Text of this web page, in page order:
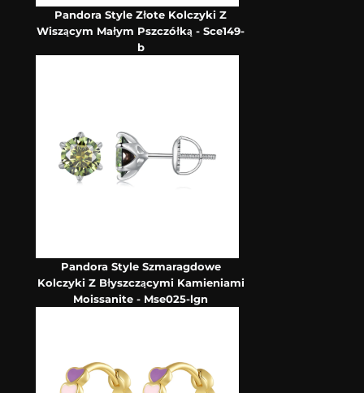
Pandora Style Złote Kolczyki Z
Wiszącym Małym Pszczółką - Sce149-
b
Pandora Style Szmaragdowe
Kolczyki Z Błyszczącymi Kamieniami
Moissanite - Mse025-lgn